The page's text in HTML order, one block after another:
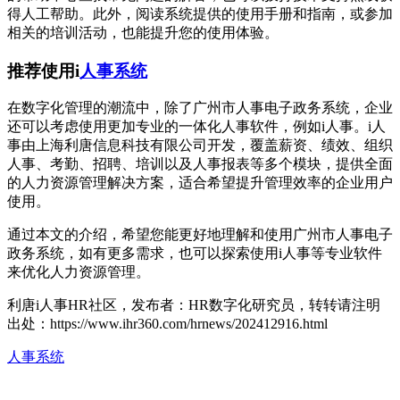
得人工帮助。此外，阅读系统提供的使用手册和指南，或参加
相关的培训活动，也能提升您的使用体验。
推荐使用i人事系统
在数字化管理的潮流中，除了广州市人事电子政务系统，企业
还可以考虑使用更加专业的一体化人事软件，例如i人事。i人
事由上海利唐信息科技有限公司开发，覆盖薪资、绩效、组织
人事、考勤、招聘、培训以及人事报表等多个模块，提供全面
的人力资源管理解决方案，适合希望提升管理效率的企业用户
使用。
通过本文的介绍，希望您能更好地理解和使用广州市人事电子
政务系统，如有更多需求，也可以探索使用i人事等专业软件
来优化人力资源管理。
利唐i人事HR社区，发布者：HR数字化研究员，转转请注明
出处： https://www.ihr360.com/hrnews/202412916.html
人事系统